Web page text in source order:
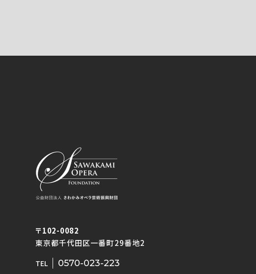
〒102-0082
東京都千代田区一番町29番地2
TEL 0570-023-223